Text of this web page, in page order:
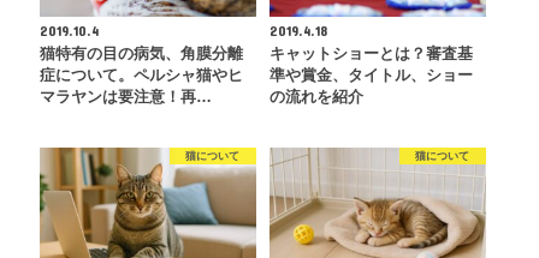
2019.10.4
猫特有の目の病気、角膜分離
症について。ペルシャ猫やヒ
マラヤンは要注意！再…
2019.4.18
キャットショーとは？審査基
準や賞金、タイトル、ショー
の流れを紹介
猫について 猫について